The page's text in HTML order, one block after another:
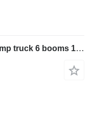
Sany 2023 sany 71m concrete pump truck 6 booms 180m³ 5 axles Sany